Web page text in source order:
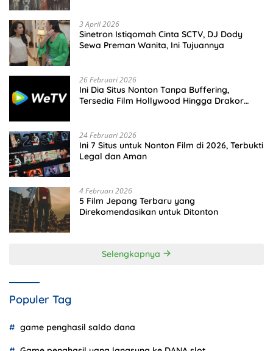
3 April 2026
Sinetron Istiqomah Cinta SCTV, DJ Dody
Sewa Preman Wanita, Ini Tujuannya
26 Februari 2026
Ini Dia Situs Nonton Tanpa Buffering,
Tersedia Film Hollywood Hingga Drakor
24 Februari 2026
Ini 7 Situs untuk Nonton Film di 2026, Terbukti
Legal dan Aman
4 Februari 2026
5 Film Jepang Terbaru yang
Direkomendasikan untuk Ditonton
Selengkapnya
Populer Tag
game penghasil saldo dana